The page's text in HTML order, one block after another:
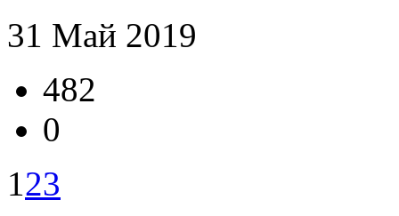
31 Май 2019
482
0
123